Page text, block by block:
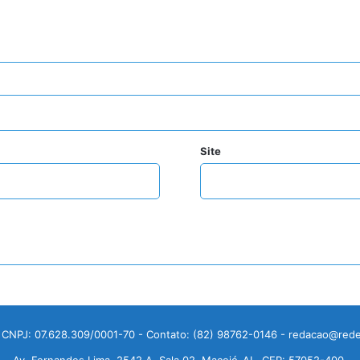
Site
07.628.309/0001-70 - Contato: (82) 98762-0146 -